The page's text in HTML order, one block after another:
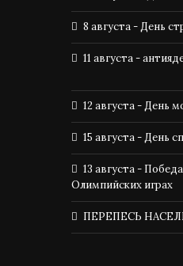
8 августа - День
11 августа -
12 августа - День
15 августа - День
13 августа -
Олимпийских играх
ПЕРЕПЕСЬ